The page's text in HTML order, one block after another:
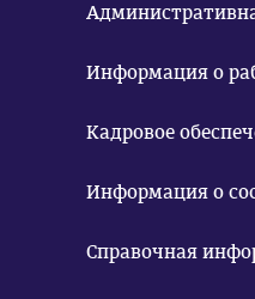
Информация о
Кадровое
Информация о
Справочная